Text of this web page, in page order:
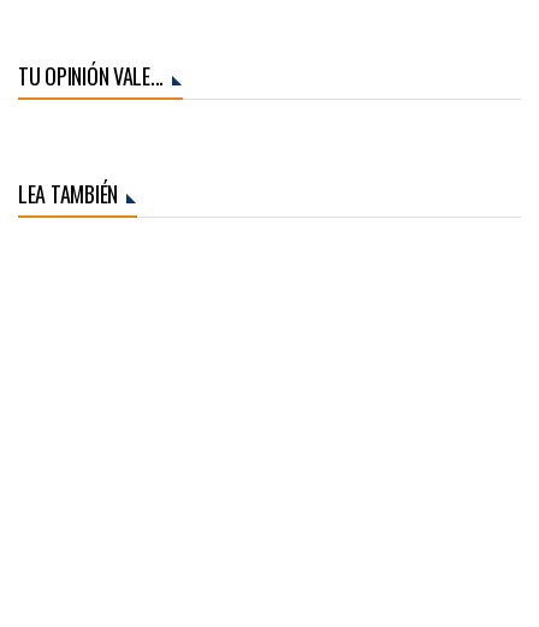
TU OPINIÓN VALE...
LEA TAMBIÉN